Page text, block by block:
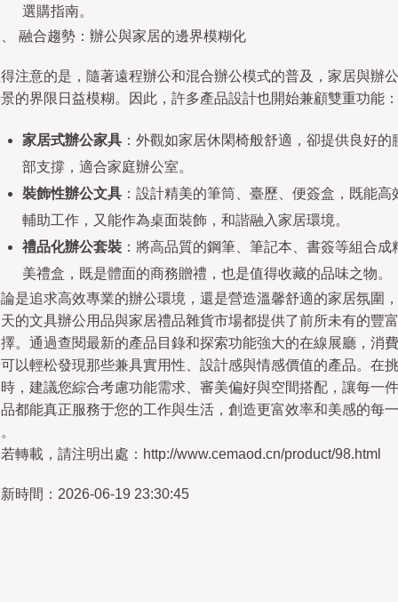
選購指南。
融合趨勢：辦公與家居的邊界模糊化
注意的是，隨著遠程辦公和混合辦公模式的普及，家居與辦公
的界限日益模糊。因此，許多產品設計也開始兼顧雙重功能：
家居式辦公家具 ：外觀如家居休閑椅般舒適，卻提供良好的
部支撐，適合家庭辦公室。
裝飾性辦公文具 ：設計精美的筆筒、臺歷、便簽盒，既能高
輔助工作，又能作為桌面裝飾，和諧融入家居環境。
禮品化辦公套裝 ：將高品質的鋼筆、筆記本、書簽等組合成
美禮盒，既是體面的商務贈禮，也是值得收藏的品味之物。
是追求高效專業的辦公環境，還是營造溫馨舒適的家居氛圍，
的文具辦公用品與家居禮品雜貨市場都提供了前所未有的豐富
。通過查閱最新的產品目錄和探索功能強大的在線展廳，消費
以輕松發現那些兼具實用性、設計感與情感價值的產品。在挑
，建議您綜合考慮功能需求、審美偏好與空間搭配，讓每一件
都能真正服務于您的工作與生活，創造更富效率和美感的每一
轉載，請注明出處：http://www.cemaod.cn/product/98.html
時間：2026-06-19 23:30:45